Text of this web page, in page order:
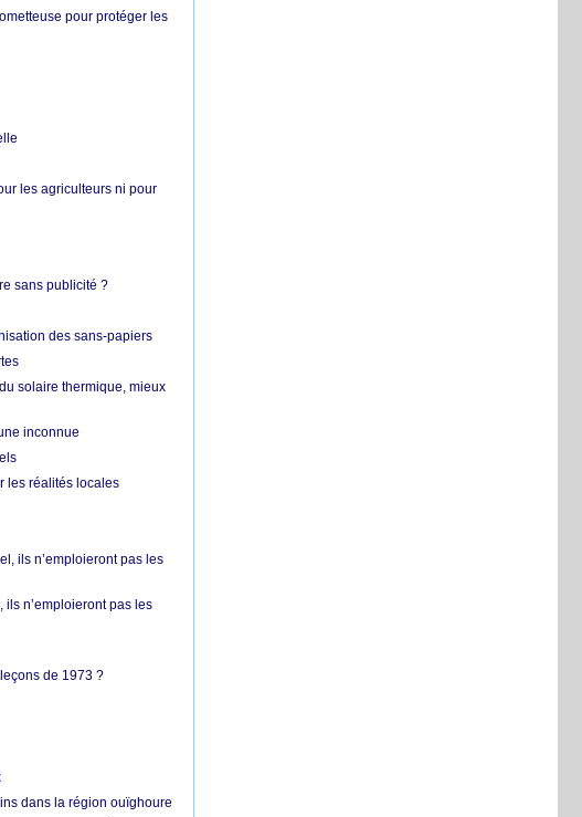
pour protéger les
les agriculteurs ni pour
sans publicité ?
des sans-papiers
solaire thermique, mieux
inconnue
les réalités locales
ils n’emploieront pas les
n’emploieront pas les
de 1973 ?
dans la région ouïghoure